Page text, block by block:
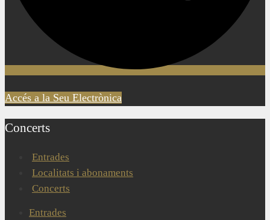
Accés a la Seu Electrònica
Concerts
Entrades
Localitats i abonaments
Concerts
Entrades